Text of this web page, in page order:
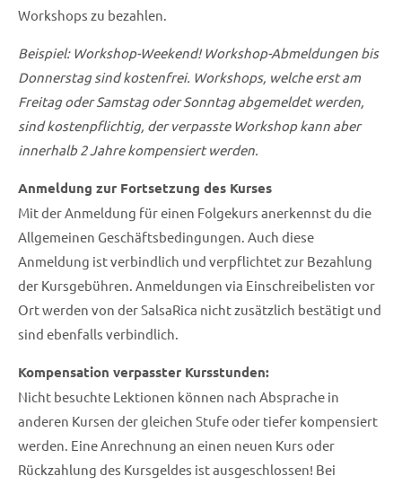
Workshops zu bezahlen.
Beispiel: Workshop-Weekend! Workshop-Abmeldungen bis
Donnerstag sind kostenfrei. Workshops, welche erst am
Freitag oder Samstag oder Sonntag abgemeldet werden,
sind kostenpflichtig, der verpasste Workshop kann aber
innerhalb 2 Jahre kompensiert werden.
Anmeldung zur Fortsetzung des Kurses
Mit der Anmeldung für einen Folgekurs anerkennst du die
Allgemeinen Geschäftsbedingungen. Auch diese
Anmeldung ist verbindlich und verpflichtet zur Bezahlung
der Kursgebühren. Anmeldungen via Einschreibelisten vor
Ort werden von der SalsaRica nicht zusätzlich bestätigt und
sind ebenfalls verbindlich.
Kompensation verpasster Kursstunden:
Nicht besuchte Lektionen können nach Absprache in
anderen Kursen der gleichen Stufe oder tiefer kompensiert
werden. Eine Anrechnung an einen neuen Kurs oder
Rückzahlung des Kursgeldes ist ausgeschlossen! Bei